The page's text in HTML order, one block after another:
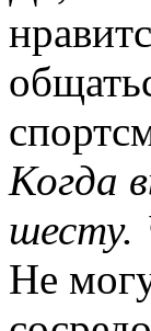
Когда
Не